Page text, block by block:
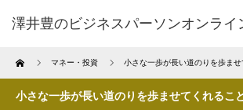
澤井豊のビジネスパーソンオンライ
Home マネー・投資 小さな一歩が長い道のりを歩ま
小さな一歩が長い道のりを歩ませてくれるこ